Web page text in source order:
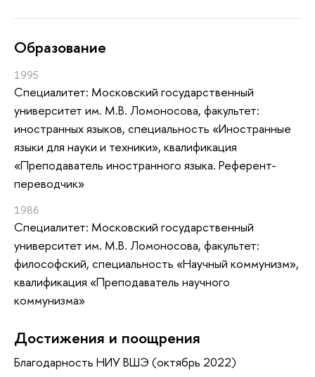
Oбразование
1995
Специалитет: Московский государственный
университет им. М.В. Ломоносова, факультет:
иностранных языков, специальность «Иностранные
языки для науки и техники», квалификация
«Преподаватель иностранного языка. Референт-
переводчик»
1986
Специалитет: Московский государственный
университет им. М.В. Ломоносова, факультет:
философский, специальность «Научный коммунизм»,
квалификация «Преподаватель научного
коммунизма»
Достижения и поощрения
Благодарность НИУ ВШЭ (октябрь 2022)